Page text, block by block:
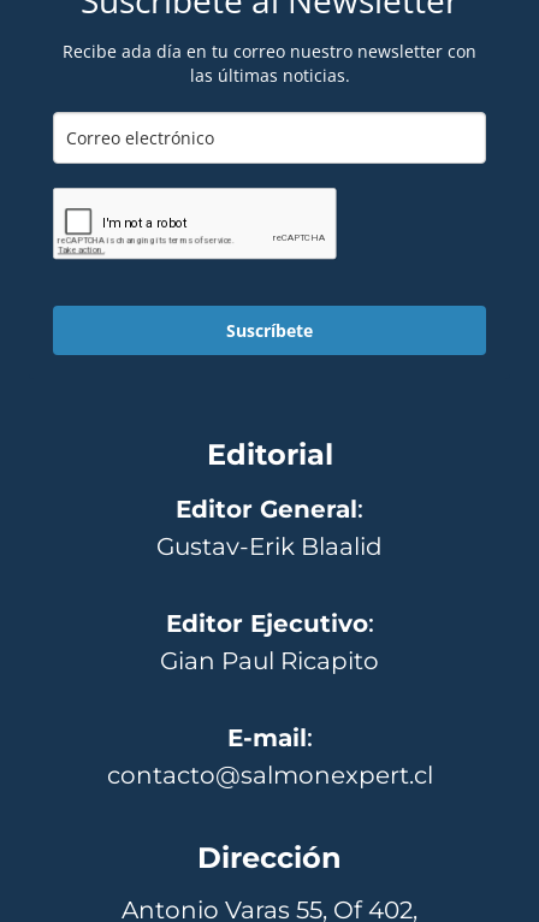
Recibe ada día en tu correo nuestro newsletter con
las últimas noticias.
Suscríbete
Editorial
Editor General:
Gustav-Erik Blaalid
Editor Ejecutivo:
Gian Paul Ricapito
E-mail:
contacto@salmonexpert.cl
Dirección
Antonio Varas 55, Of 402,